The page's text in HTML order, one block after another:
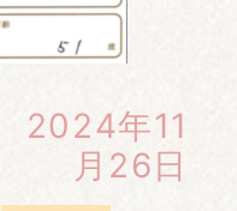
2024年11
月26日